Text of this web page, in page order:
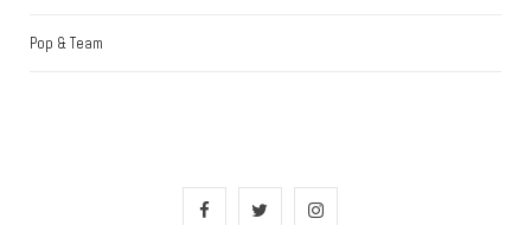
Pop & Team
F I